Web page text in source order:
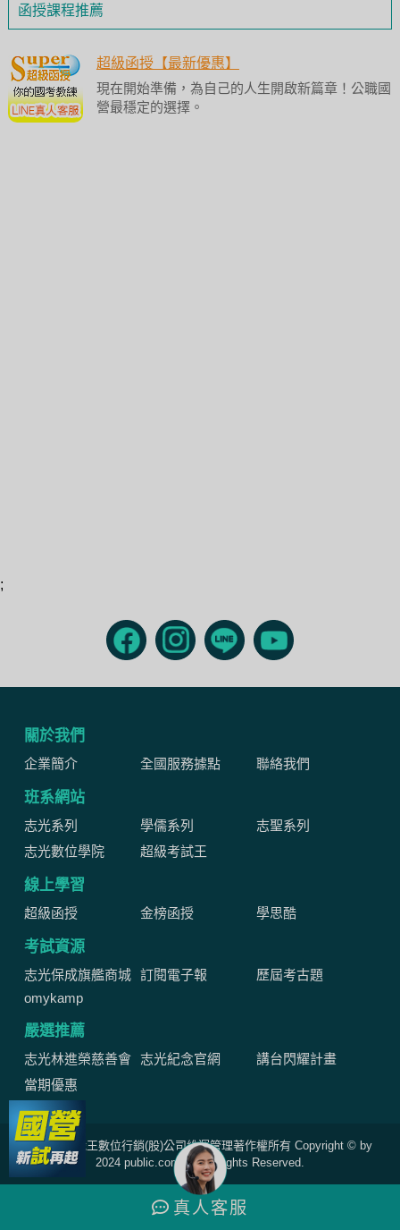
函授課程推薦
超級函授【最新優惠】
現在開始準備，為自己的人生開啟新篇章！公職國
營最穩定的選擇。
;
關於我們
企業簡介 全國服務據點 聯絡我們
班系網站
志光系列 學儒系列
志聖系列
志光數位學院
超級考試王
線上學習
超級函授 金榜函授 學思酷
考試資源
志光保成旗艦商城 訂閱電子報
歷屆考古題
omykamp
嚴選推薦
志光林進榮慈善會 志光紀念官網
講台閃耀計畫
當期優惠
網站由公職王數位行銷(股)公司維運管理著作權所有 Copyright © by
2024 public.com.tw All Rights Reserved.
真人客服